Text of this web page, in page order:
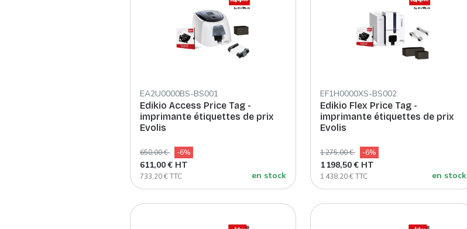
EA2U0000BS-BS001
Edikio Access Price Tag -
imprimante étiquettes de prix
Evolis
650,00 € -6%
611,00 € HT
733,20 € TTC en stock
EF1H0000XS-BS002
Edikio Flex Price Tag -
imprimante étiquettes de prix
Evolis
1 275,00 € -6%
1 198,50 € HT
1 438,20 € TTC en stock